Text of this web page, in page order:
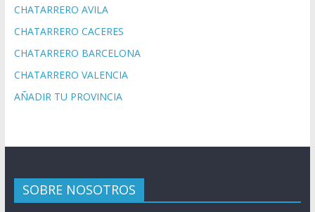
CHATARRERO AVILA
CHATARRERO CACERES
CHATARRERO BARCELONA
CHATARRERO VALENCIA
AÑADIR TU PROVINCIA
SOBRE NOSOTROS